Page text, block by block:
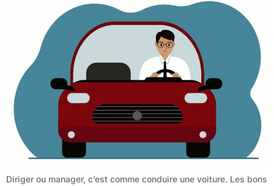
Diriger ou manager, c’est comme conduire une voiture. Les bons